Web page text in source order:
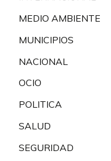
MEDIO AMBIENTE
MUNICIPIOS
NACIONAL
OCIO
POLITICA
SALUD
SEGURIDAD